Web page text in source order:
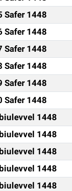
Safer 1448
Safer 1448
Safer 1448
Safer 1448
Safer 1448
Safer 1448
1448
1448
1448
1448
1448